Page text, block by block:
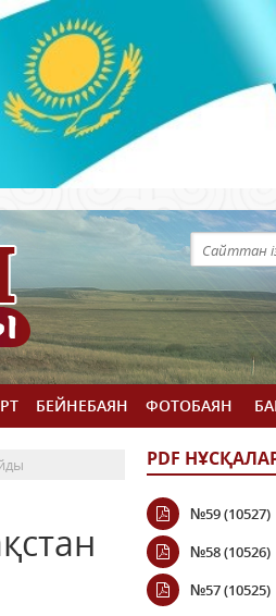
БЕЙНЕБАЯН ФОТОБАЯН
PDF
№59 (10527)
№58 (10526)
№57 (10525)